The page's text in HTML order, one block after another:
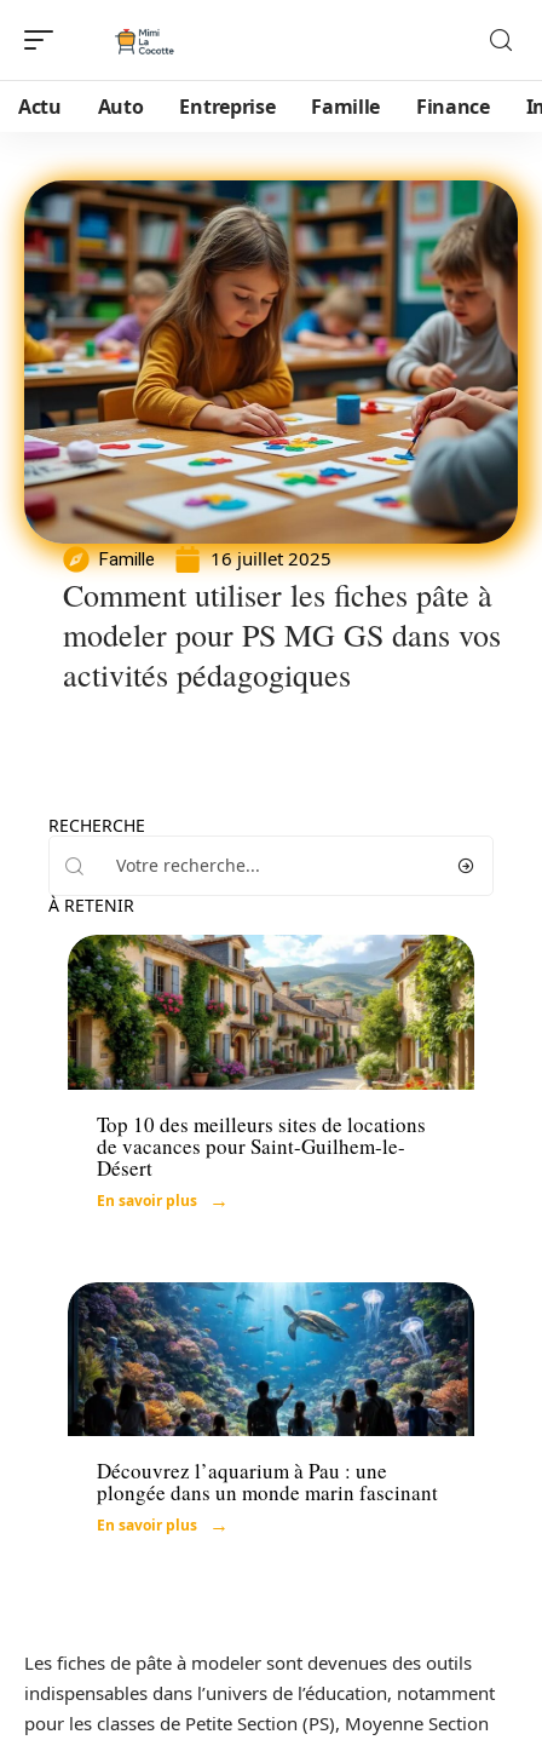
Actu Auto Entreprise Famille Finance
Famille 16 juillet 2025
Comment utiliser les fiches pâte à
modeler pour PS MG GS dans vos
activités pédagogiques
RECHERCHE
À RETENIR
Loisirs
Top 10 des meilleurs sites de locations
de vacances pour Saint-Guilhem-le-
Désert
En savoir plus
Loisirs
Découvrez l’aquarium à Pau : une
plongée dans un monde marin fascinant
En savoir plus
Les fiches de pâte à modeler sont devenues des outils
indispensables dans l’univers de l’éducation, notamment
pour les classes de Petite Section (PS), Moyenne Section